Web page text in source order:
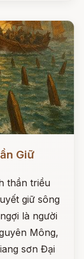
Giữ
thần triều
giữ sông
là người
Mông,
sơn Đại